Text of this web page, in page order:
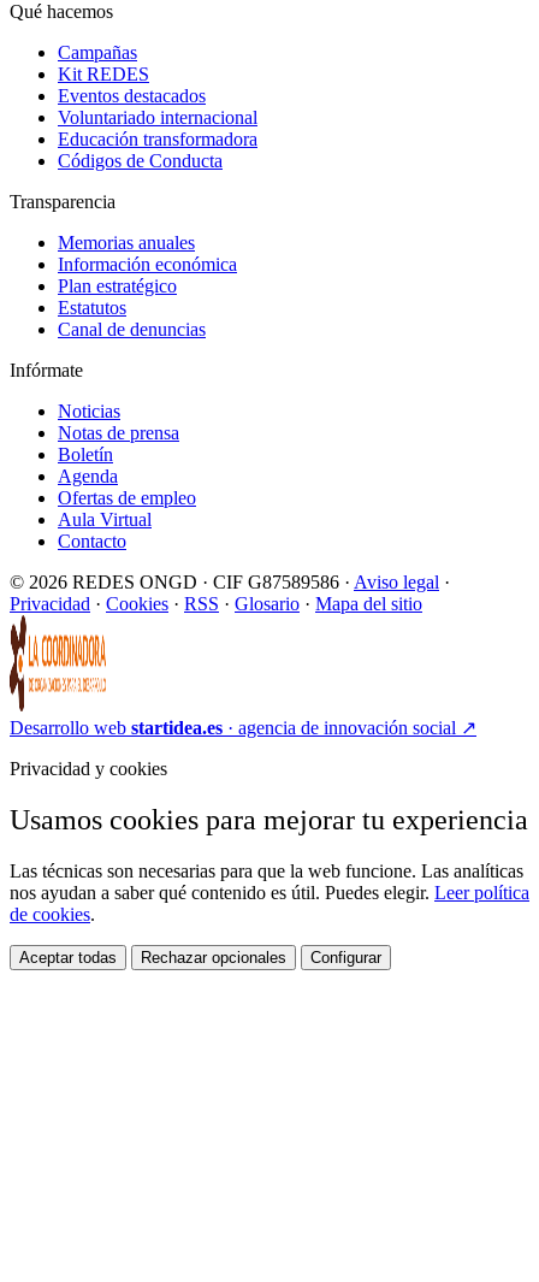
Qué hacemos
Campañas
Kit REDES
Eventos destacados
Voluntariado internacional
Educación transformadora
Códigos de Conducta
Transparencia
Memorias anuales
Información económica
Plan estratégico
Estatutos
Canal de denuncias
Infórmate
Noticias
Notas de prensa
Boletín
Agenda
Ofertas de empleo
Aula Virtual
Contacto
© 2026 REDES ONGD · CIF G87589586 · Aviso legal ·
Privacidad · Cookies · RSS · Glosario · Mapa del sitio
Desarrollo web startidea.es · agencia de innovación social ↗
Privacidad y cookies
Usamos cookies para mejorar tu experiencia
Las técnicas son necesarias para que la web funcione. Las analíticas
nos ayudan a saber qué contenido es útil. Puedes elegir. Leer política
de cookies.
Aceptar todas Rechazar opcionales Configurar